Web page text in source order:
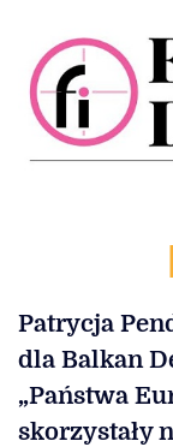
Patrycja
dla Balkan
„Państwa
skorzystały